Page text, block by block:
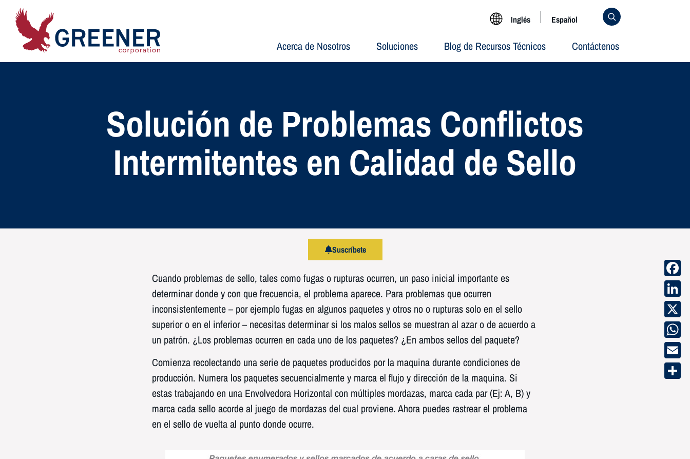
Inglés Español
Acerca de Nosotros Soluciones Blog de Recursos Técnicos Contáctenos
Solución de Problemas Conflictos
Intermitentes en Calidad de Sello
Suscríbete
Cuando problemas de sello, tales como fugas o rupturas ocurren, un paso inicial importante es
determinar donde y con que frecuencia, el problema aparece. Para problemas que ocurren
inconsistentemente – por ejemplo fugas en algunos paquetes y otros no o rupturas solo en el sello
superior o en el inferior – necesitas determinar si los malos sellos se muestran al azar o de acuerdo a
un patrón. ¿Los problemas ocurren en cada uno de los paquetes? ¿En ambos sellos del paquete?
Comienza recolectando una serie de paquetes producidos por la maquina durante condiciones de
producción. Numera los paquetes secuencialmente y marca el flujo y dirección de la maquina. Si
estas trabajando en una Envolvedora Horizontal con múltiples mordazas, marca cada par (Ej: A, B) y
marca cada sello acorde al juego de mordazas del cual proviene. Ahora puedes rastrear el problema
en el sello de vuelta al punto donde ocurre.
X
Email